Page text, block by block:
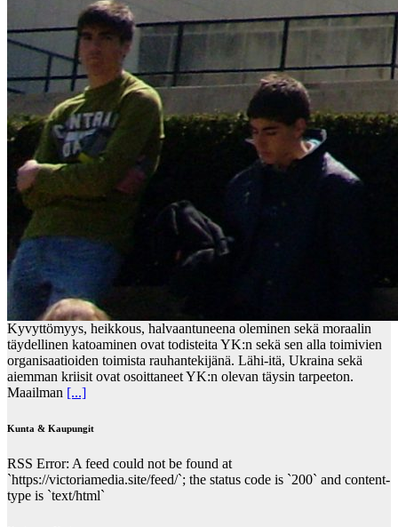
Kyvyttömyys, heikkous, halvaantuneena oleminen sekä moraalin
täydellinen katoaminen ovat todisteita YK:n sekä sen alla toimivien
organisaatioiden toimista rauhantekijänä. Lähi-itä, Ukraina sekä
aiemman kriisit ovat osoittaneet YK:n olevan täysin tarpeeton.
Maailman [...]
Kunta & Kaupungit
RSS Error: A feed could not be found at
`https://victoriamedia.site/feed/`; the status code is `200` and content-
type is `text/html`